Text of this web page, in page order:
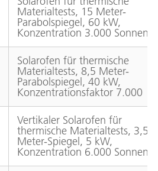
Materialtests, 15 Meter-
Parabolspiegel, 60 kW,
Konzentration 3.000 Sonnen
Solarofen für thermische
Materialtests, 8,5 Meter-
Parabolspiegel, 40 kW,
Konzentrationsfaktor 7.000
Vertikaler Solarofen für
thermische Materialtests, 3,5
Meter-Spiegel, 5 kW,
Konzentration 6.000 Sonnen